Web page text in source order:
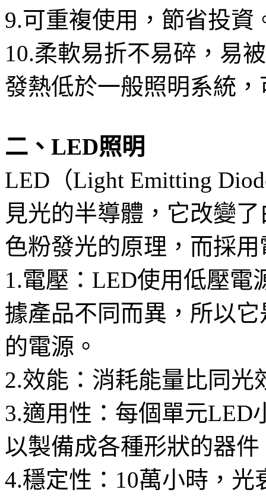
9.可重複使用，節省投資
10.柔軟易折不易碎，易
發熱低於一般照明系統
二、LED照明
LED（Light Emitting
見光的半導體，它改變
色粉發光的原理，而採
1.電壓：LED使用低壓電
據產品不同而異，所以
的電源。
2.效能：消耗能量比同光
3.適用性：每個單元LED
以製備成各種形狀的器
4.穩定性：10萬小時，光